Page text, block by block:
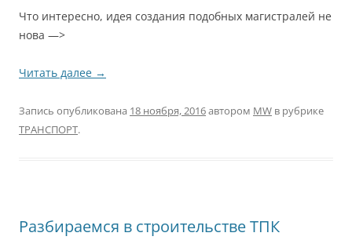
Что интересно, идея создания подобных магистралей не
нова —>
Читать далее →
Запись опубликована 18 ноября, 2016автором MW в рубрике
ТРАНСПОРТ.
Разбираемся в строительстве ТПК